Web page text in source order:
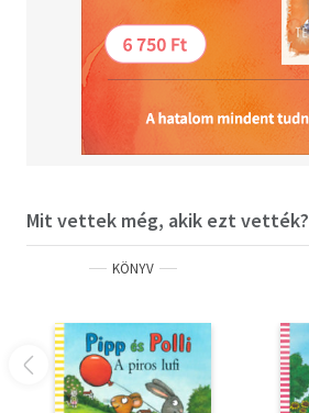
Mit vettek még, akik ezt vették?
KÖNYV